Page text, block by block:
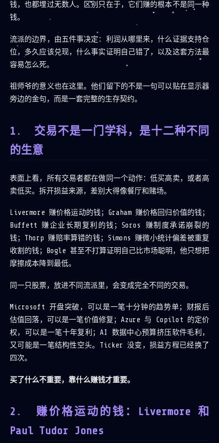
钱，也都埋过无数人。区别只在于，它们赚的根本不是同一种
钱。
流派的边界，由五件事决定：利润从哪里来，什么证据支持仓
位，多久应该兑现，什么事实证明自己错了，以及这套方法最
容易怎么死。
祖师爷的意义也在这里。他们留下的不是一句可以贴在显示器
旁边的金句，而是一套完整的生存契约。
交易不是一门学科，是十二种不同
的生意
表面上看，所有交易者都在做同一个动作：低买高卖，或者高
卖低买。拆开损益来源，差别大得像餐厅和赌场。
Livermore 赚价格运动的钱；Graham 赚价格回归价值的钱；
Buffett 赚企业长期复利的钱；Soros 赚制度承诺崩裂的
钱；Thorp 赚赔率算错的钱；Simons 赚微小统计偏差被重复
收割的钱；Bogle 甚至不打算证明自己比市场聪明，他只想把
摩擦成本降到最低。
同一只股票，放进不同流派里，会变成完全不同的交易。
Microsoft 开盘突破，可以是一笔十分钟的趋势单；财报后
估值回落，可以是一笔价值修复；Azure 与 Copilot 的定价
权，可以是一笔十年复利；AI 数据中心预算挤压软件毛利，
又可能是一笔结构性空头。Ticker 没变，损益方程已经换了
四次。
买了什么不重要，靠什么赚钱才重要。
赚价格运动的钱：Livermore 和
Paul Tudor Jones